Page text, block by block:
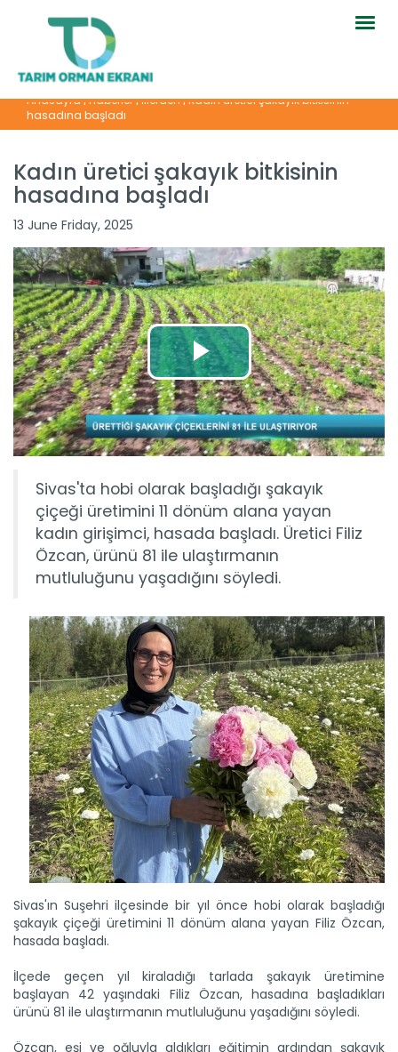
Anasayfa|Haberler|İllerden|Kadın üretici şakayık bitkisinin
hasadına başladı
Kadın üretici şakayık bitkisinin
hasadına başladı
13 June Friday, 2025
Sivas'ta hobi olarak başladığı şakayık
çiçeği üretimini 11 dönüm alana yayan
kadın girişimci, hasada başladı. Üretici Filiz
Özcan, ürünü 81 ile ulaştırmanın
mutluluğunu yaşadığını söyledi.
Sivas'ın Suşehri ilçesinde bir yıl önce hobi olarak başladığı
şakayık çiçeği üretimini 11 dönüm alana yayan Filiz Özcan,
hasada başladı.
İlçede geçen yıl kiraladığı tarlada şakayık üretimine
başlayan 42 yaşındaki Filiz Özcan, hasadına başladıkları
ürünü 81 ile ulaştırmanın mutluluğunu yaşadığını söyledi.
Özcan, eşi ve oğluyla aldıkları eğitimin ardından şakayık
Süphan Dağı eteklerinde buğday...
Bitlis'in Adilcevaz ilçesinde, Süphan Dağı eteklerindeki
verimli...